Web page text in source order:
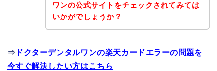
ワンの公式サイトをチェックされてみては
いかがでしょうか？
⇒ ドクターデンタルワンの楽天カードエラーの問題を
今すぐ解決したい方はこちら